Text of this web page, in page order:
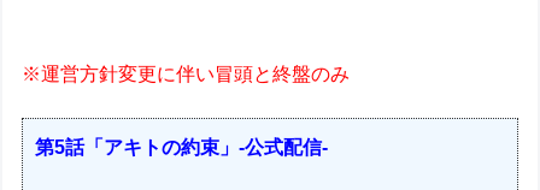
※運営方針変更に伴い冒頭と終盤のみ
第5話「アキトの約束」-公式配信-